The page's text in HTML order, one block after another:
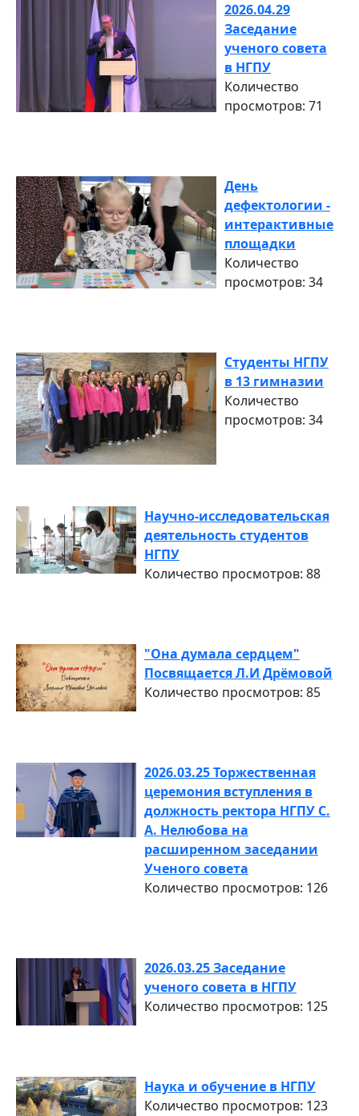
2026.04.29
Заседание
ученого совета
в НГПУ
Количество
просмотров: 71
День
дефектологии -
интерактивные
площадки
Количество
просмотров: 34
Студенты НГПУ
в 13 гимназии
Количество
просмотров: 34
Научно-исследовательская
деятельность студентов
НГПУ
Количество просмотров: 88
"Она думала сердцем"
Посвящается Л.И Дрёмовой
Количество просмотров: 85
2026.03.25 Торжественная
церемония вступления в
должность ректора НГПУ С.
А. Нелюбова на
расширенном заседании
Ученого совета
Количество просмотров: 126
2026.03.25 Заседание
ученого совета в НГПУ
Количество просмотров: 125
Наука и обучение в НГПУ
Количество просмотров: 123